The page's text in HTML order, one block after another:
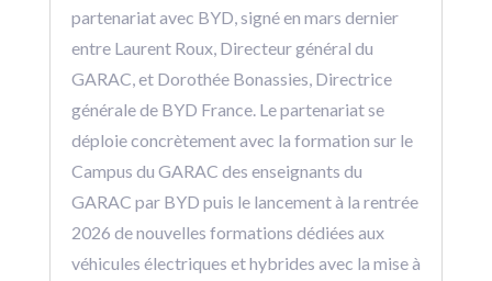
partenariat avec BYD, signé en mars dernier
entre Laurent Roux, Directeur général du
GARAC, et Dorothée Bonassies, Directrice
générale de BYD France. Le partenariat se
déploie concrètement avec la formation sur le
Campus du GARAC des enseignants du
GARAC par BYD puis le lancement à la rentrée
2026 de nouvelles formations dédiées aux
véhicules électriques et hybrides avec la mise à